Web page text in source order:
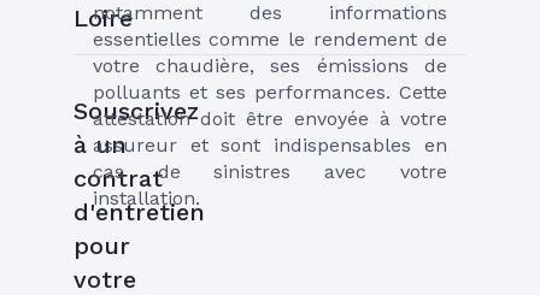
notamment des informations
essentielles comme le rendement de
votre chaudière, ses émissions de
polluants et ses performances. Cette
attestation doit être envoyée à votre
assureur et sont indispensables en
cas de sinistres avec votre
installation.
Loire
Souscrivez
à un
contrat
d'entretien
pour
votre